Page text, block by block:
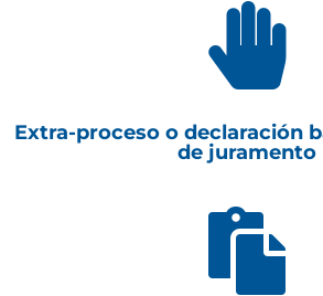

Extra-proceso o declaración
de juramento
